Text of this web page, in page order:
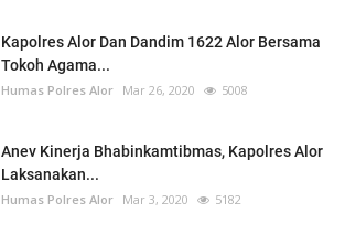
Kapolres Alor Dan Dandim 1622 Alor Bersama
Tokoh Agama...
Humas Polres Alor Mar 26, 2020 5008
Anev Kinerja Bhabinkamtibmas, Kapolres Alor
Laksanakan...
Humas Polres Alor Mar 3, 2020 5182